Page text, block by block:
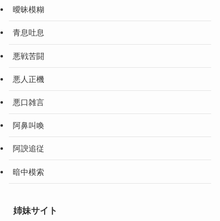
曖昧模糊
青息吐息
悪戦苦闘
悪人正機
悪口雑言
阿鼻叫喚
阿諛追従
暗中模索
姉妹サイト